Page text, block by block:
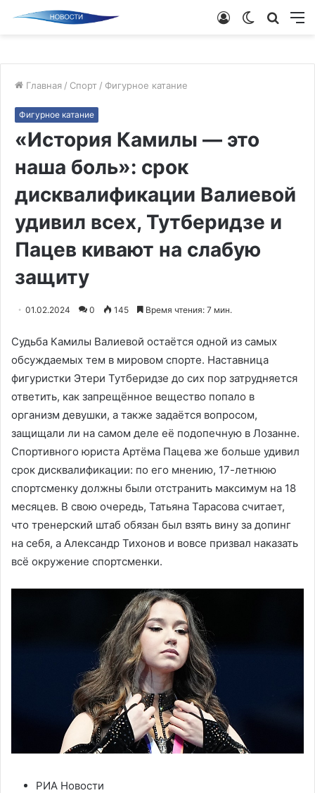
Поиск
Switch
Войти
Главная / Спорт / Фигурное катание
Фигурное катание
«История Камилы — это
наша боль»: срок
дисквалификации Валиевой
удивил всех, Тутберидзе и
Пацев кивают на слабую
защиту
01.02.2024 0 145 Время чтения: 7 мин.
Судьба Камилы Валиевой остаётся одной из самых
обсуждаемых тем в мировом спорте. Наставница
фигуристки Этери Тутберидзе до сих пор затрудняется
ответить, как запрещённое вещество попало в
организм девушки, а также задаётся вопросом,
защищали ли на самом деле её подопечную в Лозанне.
Спортивного юриста Артёма Пацева же больше удивил
срок дисквалификации: по его мнению, 17-летнюю
спортсменку должны были отстранить максимум на 18
месяцев. В свою очередь, Татьяна Тарасова считает,
что тренерский штаб обязан был взять вину за допинг
на себя, а Александр Тихонов и вовсе призвал наказать
всё окружение спортсменки.
РИА Новости